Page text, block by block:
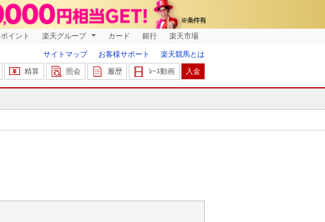
イント 楽天グループ カード 銀行 楽天市場
サイトマップ お客様サポート
楽天競馬とは
精算 照会 履歴 ﾚｰｽ動画 入金